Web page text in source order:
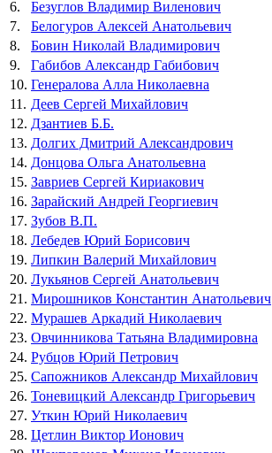
6. Безуглов Владимир Виленович
7.
Белогуров Алексей Анатольевич
8.
Бовин Николай Владимирович
9.
Габибов Александр Габибович
10. Генералова Алла Николаевна
11. Деев Сергей Михайлович
12. Дзантиев Б.Б.
13. Долгих Дмитрий Александрович
14. Донцова Ольга Анатольевна
15. Завриев Сергей Кириакович
16. Зарайский Андрей Георгиевич
17. Зубов В.П.
18. Лебедев Юрий Борисович
19. Липкин Валерий Михайлович
20. Лукьянов Сергей Анатольевич
21. Мирошников Константин Анатольевич
22. Мурашев Аркадий Николаевич
23. Овчинникова Татьяна Владимировна
24. Рубцов Юрий Петрович
25. Сапожников Александр Михайлович
26. Тоневицкий Александр Григорьевич
27. Уткин Юрий Николаевич
28. Цетлин Виктор Ионович